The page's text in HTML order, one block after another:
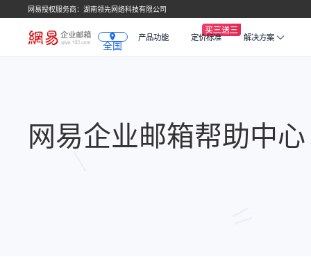
网易授权服务商：湖南领先网络科技有限公司
全国
产品功能 定价标准 解决方案
网易企业邮箱帮助中心